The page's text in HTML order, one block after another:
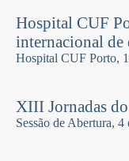
Hospital CUF
internacional de
Hospital CUF Porto,
XIII Jornadas
Sessão de Abertura,